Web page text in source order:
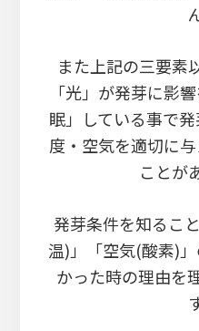
また上記の三要素
「光」が発芽に影
眠」している事で
度・空気を適切に
ことが
発芽条件を知るこ
温)」「空気(酸素)
かった時の理由を